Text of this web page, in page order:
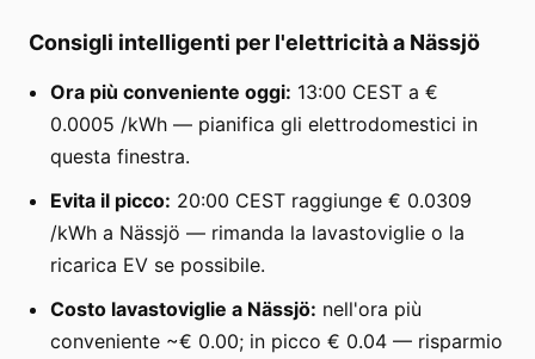
Consigli intelligenti per l'elettricità a Nässjö
Ora più conveniente oggi: 13:00 CEST a €
0.0005 /kWh — pianifica gli elettrodomestici in
questa finestra.
Evita il picco: 20:00 CEST raggiunge € 0.0309
/kWh a Nässjö — rimanda la lavastoviglie o la
ricarica EV se possibile.
Costo lavastoviglie a Nässjö: nell'ora più
conveniente ~€ 0.00; in picco € 0.04 — risparmio